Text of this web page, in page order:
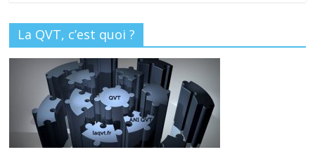
o
o
k
dI
n
st
La QVT, c’est quoi ?